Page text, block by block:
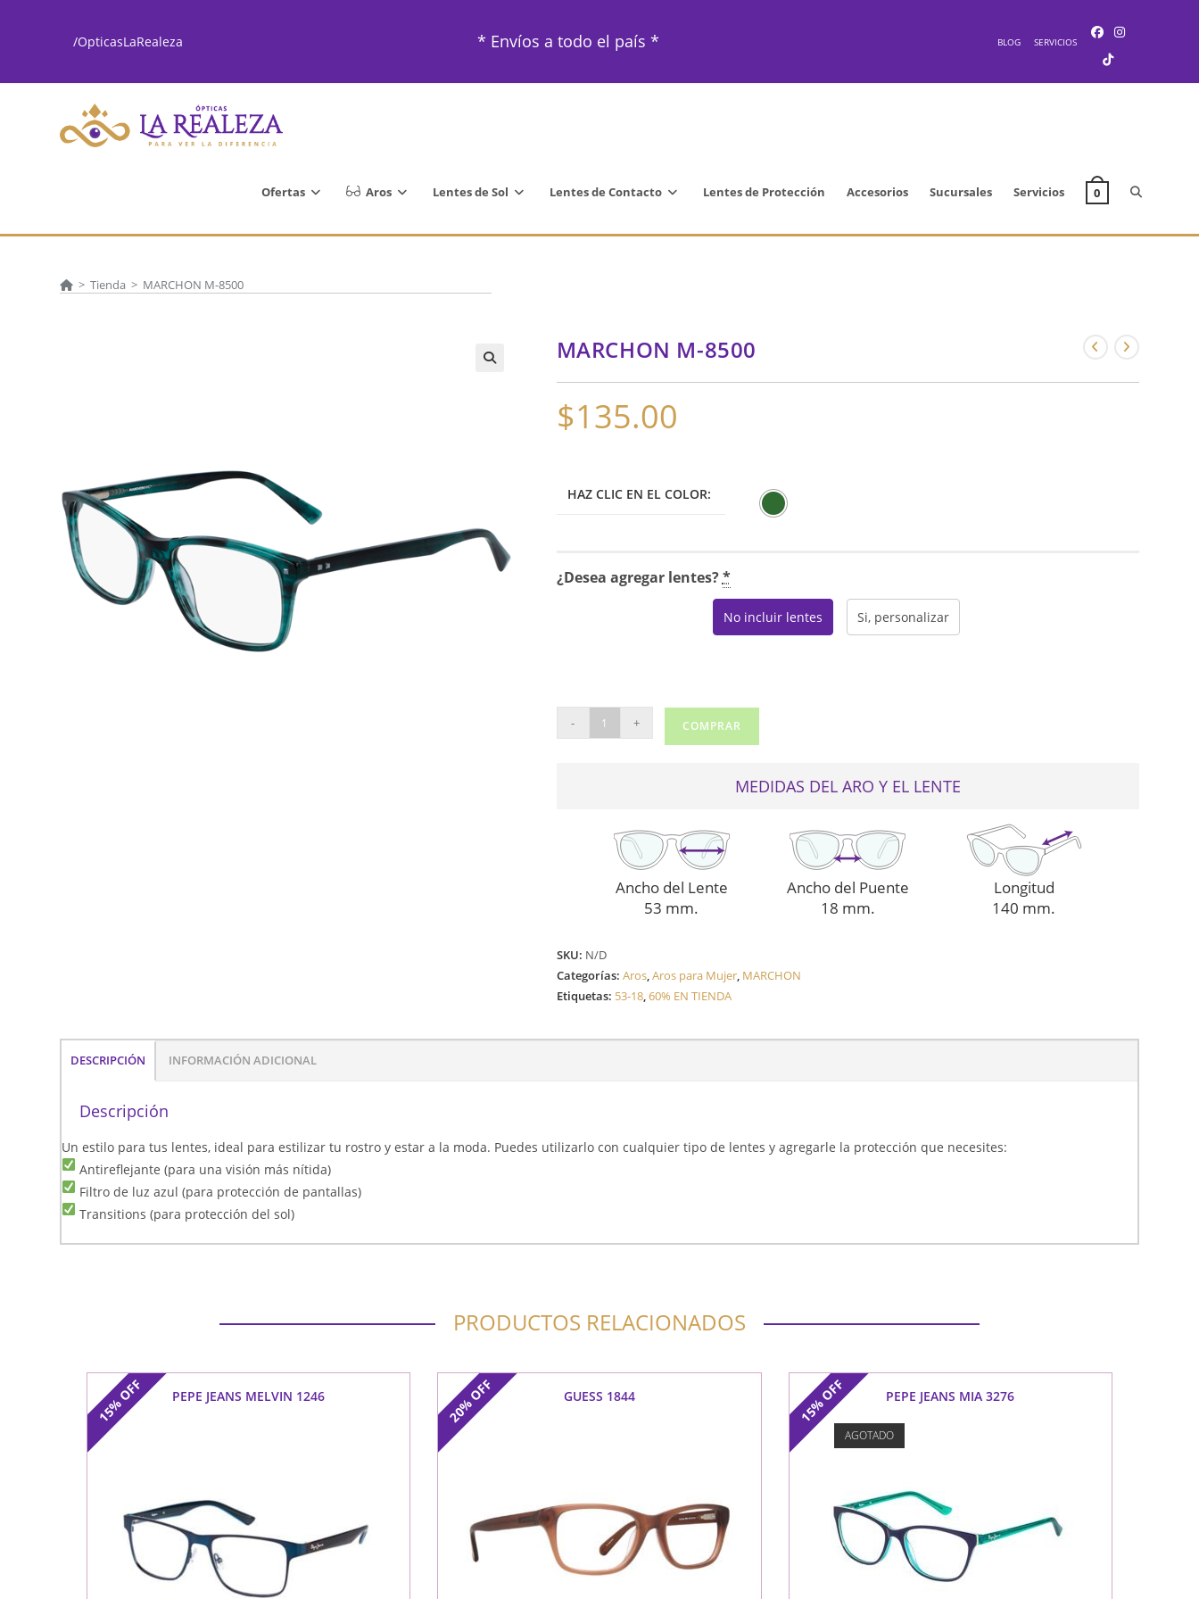
/OpticasLaRealeza * Envíos a todo el país * BLOG SERVICIOS
Ofertas Aros Lentes de Sol Lentes de Contacto Lentes de Protección Accesorios Sucursales Servicios 0 Alternar
la
> Tienda > MARCHON M-8500
MARCHON M-8500
$135.00
HAZ CLIC EN EL COLOR:
¿Desea agregar lentes?*
No incluir lentes Si, personalizar
MARCHON
M-
- + COMPRAR
MEDIDAS DEL ARO Y EL LENTE
Ancho del Lente
53 mm.
Ancho del Puente
18 mm.
Longitud
140 mm.
SKU: N/D
Categorías: Aros,Aros para Mujer, MARCHON
Etiquetas: 53-18,60% EN TIENDA
DESCRIPCIÓN INFORMACIÓN ADICIONAL
Descripción
Un estilo para tus lentes, ideal para estilizar tu rostro y estar a la moda. Puedes utilizarlo con cualquier tipo de lentes y agregarle la protección que necesites:
Antireflejante (para una visión más nítida)
Filtro de luz azul (para protección de pantallas)
Transitions (para protección del sol)
PRODUCTOS RELACIONADOS
15%
OFF PEPE JEANS MELVIN 1246 20%
OFF GUESS 1844 15%
OFF PEPE JEANS MIA 3276
AGOTADO